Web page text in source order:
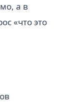
а в
«что это